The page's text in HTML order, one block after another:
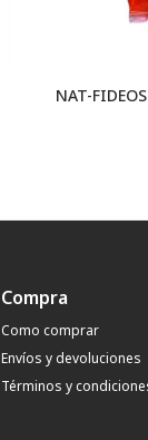
NAT-
Compra
Como comprar
Envíos y devoluciones
Términos y